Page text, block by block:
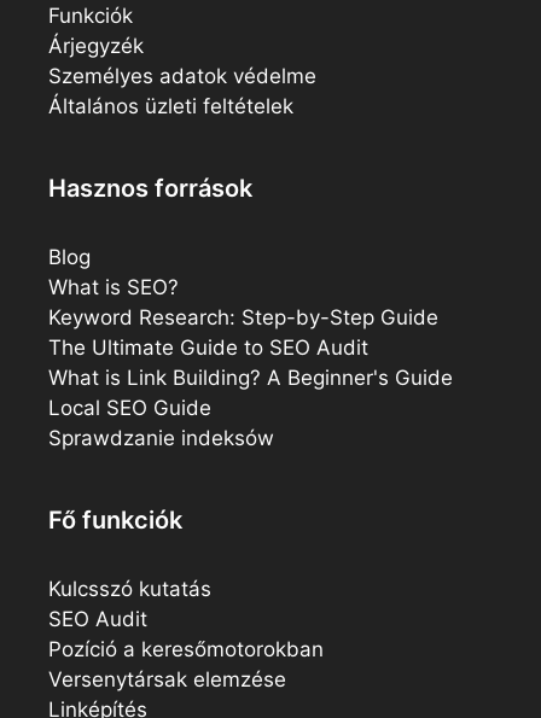
Funkciók
Árjegyzék
Személyes adatok védelme
Általános üzleti feltételek
Hasznos források
Blog
What is SEO?
Keyword Research: Step-by-Step Guide
The Ultimate Guide to SEO Audit
What is Link Building? A Beginner's Guide
Local SEO Guide
Sprawdzanie indeksów
Fő funkciók
Kulcsszó kutatás
SEO Audit
Pozíció a keresőmotorokban
Versenytársak elemzése
Linképítés